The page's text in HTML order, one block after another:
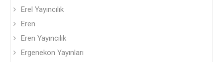
Erel Yayıncılık
Eren
Eren Yayıncılık
Ergenekon Yayınları